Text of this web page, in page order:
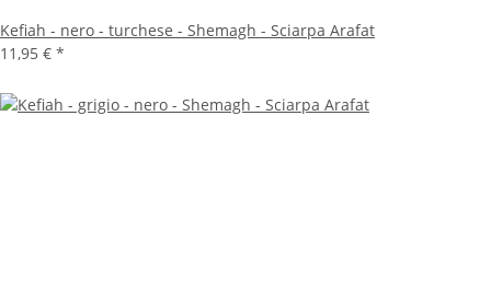
Kefiah - nero - turchese - Shemagh - Sciarpa Arafat
11,95 € *